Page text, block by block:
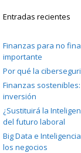
Entradas recientes
Finanzas para no
importante
Por qué la
Finanzas
inversión
¿Sustituirá la
del futuro laboral
Big Data e
los negocios